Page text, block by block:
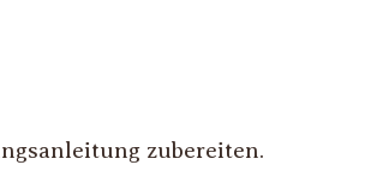
zubereiten.